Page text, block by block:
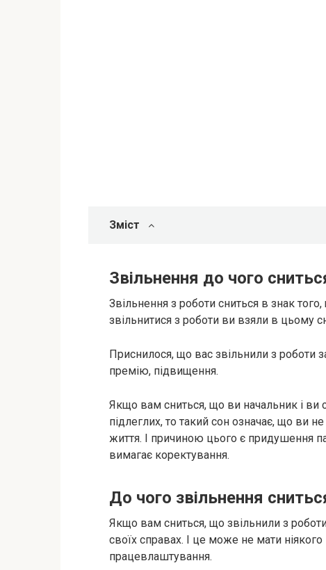
Зміст
Звільнення до чого
Звільнення з роботи сниться в знак
звільнитися з роботи ви взяли в цьому
Приснилося, що вас звільнили з роботи
премію, підвищення.
Якщо вам сниться, що ви начальник і ви
підлеглих, то такий сон означає, що ви
життя. І причиною цього є придушення
вимагає коректування.
До чого звільнення
Якщо вам сниться, що звільнили з
своїх справах. І це може не мати
працевлаштування.